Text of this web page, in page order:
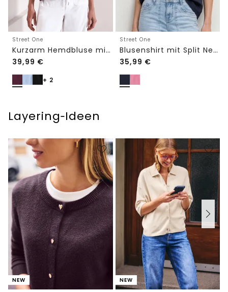
Street One
Kurzarm Hemdbluse mit Turn-Up-Details
39,99 €
+ 2
Street One
Blusenshirt mit Split Neck und Volant-Ärmeln
35,99 €
Layering‑Ideen
NEW NEW